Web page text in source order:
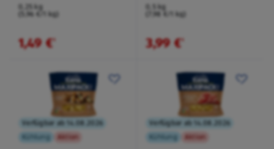
0,25 kg
(5,96 €/1 kg)
1,49 €¹
0,5 kg
(7,98 €/1 kg)
3,99 €¹
Verfügbar ab 14.08.2026
Kühlung
Aktion
Verfügbar ab 14.08.2026
Kühlung
Aktion